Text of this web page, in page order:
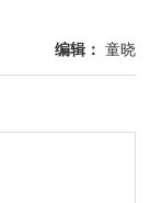
编辑： 童晓